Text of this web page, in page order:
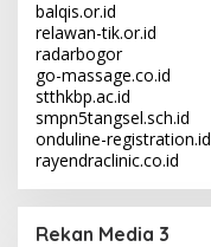
balqis.or.id
relawan-tik.or.id
radarbogor
go-massage.co.id
stthkbp.ac.id
smpn5tangsel.sch.id
onduline-registration.id
rayendraclinic.co.id
Rekan Media 3